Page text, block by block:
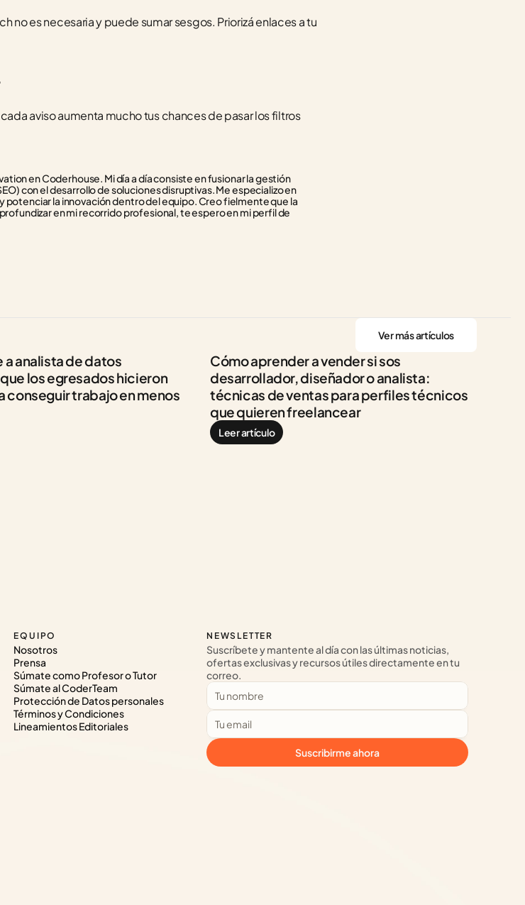
no es necesaria y puede sumar sesgos. Priorizá enlaces a tu
aviso aumenta mucho tus chances de pasar los filtros
en Coderhouse. Mi día a día consiste en fusionar la gestión
con el desarrollo de soluciones disruptivas. Me especializo en
potenciar la innovación dentro del equipo. Creo fielmente que la
en mi recorrido profesional, te espero en mi perfil de
Ver más artículos
a analista de datos
los egresados hicieron
conseguir trabajo en menos
Cómo aprender a vender si sos
desarrollador, diseñador o analista:
técnicas de ventas para perfiles técnicos
que quieren freelancear
Leer artículo
EQUIPO
Nosotros
Prensa
Súmate como Profesor o Tutor
Súmate al CoderTeam
Protección de Datos personales
Términos y Condiciones
Lineamientos Editoriales
NEWSLETTER
Suscríbete y mantente al día con las últimas noticias,
ofertas exclusivas y recursos útiles directamente en tu
correo.
Suscribirme ahora